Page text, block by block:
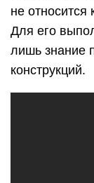
не
Для его
лишь знание
конструкций.